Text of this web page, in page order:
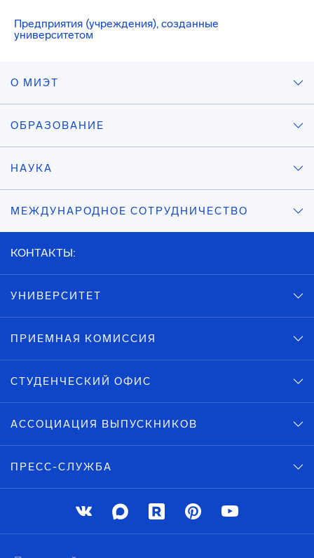
Предприятия (учреждения), созданные
университетом
О МИЭТ
ОБРАЗОВАНИЕ
НАУКА
МЕЖДУНАРОДНОЕ СОТРУДНИЧЕСТВО
КОНТАКТЫ:
УНИВЕРСИТЕТ
ПРИЕМНАЯ КОМИССИЯ
СТУДЕНЧЕСКИЙ ОФИС
АССОЦИАЦИЯ ВЫПУСКНИКОВ
ПРЕСС-СЛУЖБА